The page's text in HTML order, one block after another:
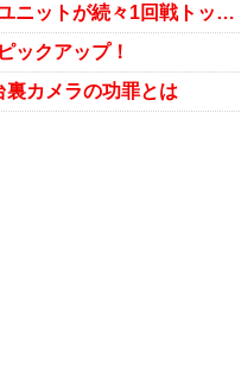
小籔千豊コンビだけじゃない！『M-1グランプリ』注目ユニットが続々1回戦トップ通過
ックアップ！
カメラの功罪とは